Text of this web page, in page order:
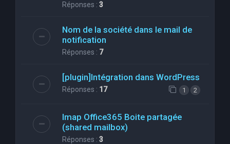
Réponses : 3
Nom de la société dans le mail de
notification
Réponses : 7
[plugin]Intégration dans WordPress
Réponses : 17 1 2
Imap Office365 Boite partagée
(shared mailbox)
Réponses : 3